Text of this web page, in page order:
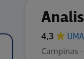
4,3
Campinas -